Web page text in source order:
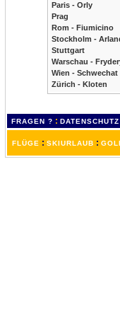
Paris - Orly
Prag
Rom - Fiumicino
Stockholm -
Stuttgart
Warschau -
Wien - Schwechat
Zürich - Kloten
FRAGEN ? : DATENSCHUTZ
FLÜGE : SKIURLAUB :